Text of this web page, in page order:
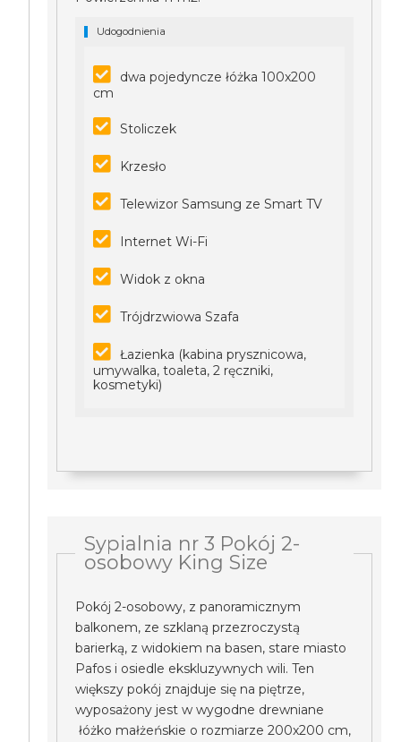
Udogodnienia
dwa pojedyncze łóżka 100x200
cm
Stoliczek
Krzesło
Telewizor Samsung ze Smart TV
Internet Wi-Fi
Widok z okna
Trójdrzwiowa Szafa
Łazienka (kabina prysznicowa,
umywalka, toaleta, 2 ręczniki,
kosmetyki)
Sypialnia nr 3 Pokój 2-
osobowy King Size
Pokój 2-osobowy, z panoramicznym
balkonem, ze szklaną przezroczystą
barierką, z widokiem na basen, stare miasto
Pafos i osiedle ekskluzywnych wili. Ten
większy pokój znajduje się na piętrze,
wyposażony jest w wygodne drewniane
łóżko małżeńskie o rozmiarze 200x200 cm,